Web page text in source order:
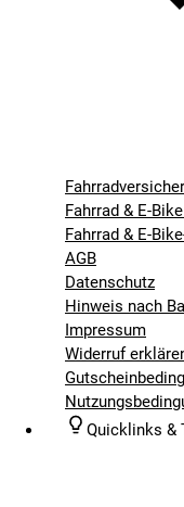
Fahrrad & E-
Fahrrad & E-
AGB
Datenschutz
Hinweis nach
Impressum
Widerruf
Quicklinks &